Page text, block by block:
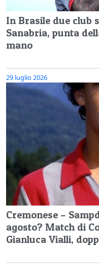
In Brasile due club
Sanabria, punta
mano
29 luglio 2026
Cremonese –
agosto? Match di
Gianluca Vialli,